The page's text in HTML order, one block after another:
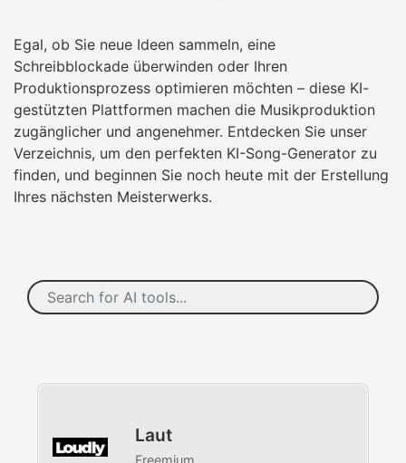
Egal, ob Sie neue Ideen sammeln, eine
Schreibblockade überwinden oder Ihren
Produktionsprozess optimieren möchten – diese KI-
gestützten Plattformen machen die Musikproduktion
zugänglicher und angenehmer. Entdecken Sie unser
Verzeichnis, um den perfekten KI-Song-Generator zu
finden, und beginnen Sie noch heute mit der Erstellung
Ihres nächsten Meisterwerks.
Laut
Freemium